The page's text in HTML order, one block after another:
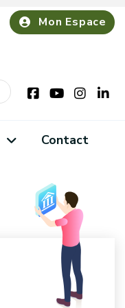
Mon Espace
Contact